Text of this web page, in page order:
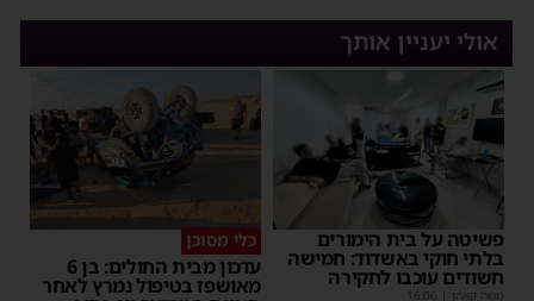
אולי יעניין אותך
פשיטה על בית הימורים
בלתי חוקי באשדוד: חמישה
חשודים עוכבו לחקירה
משה קאהן
כלי מסוכן
עדכון מבית החולים: בן 6
מאושפז בטיפול נמרץ לאחר